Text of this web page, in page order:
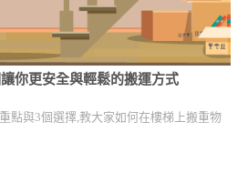
你更安全與輕鬆的搬運方式
點與3個選擇,教大家如何在樓梯上搬重物